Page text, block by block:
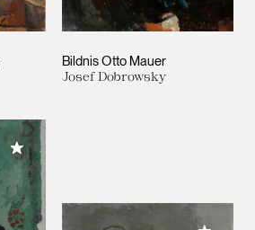
Bildnis Otto Mauer
Josef Dobrowsky
Meiner Sammlung hinzufügen